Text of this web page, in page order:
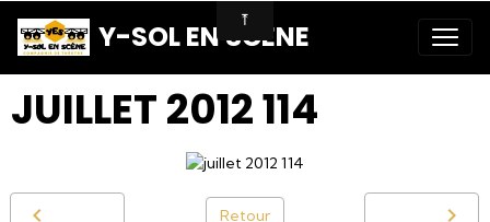
Y-SOL EN SCENE
JUILLET 2012 114
Retour